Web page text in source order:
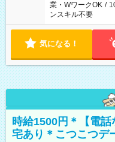
業・WワークOK /
ンスキル不要
気になる！
時給1500円＊【電
宅あり＊こつこつデ